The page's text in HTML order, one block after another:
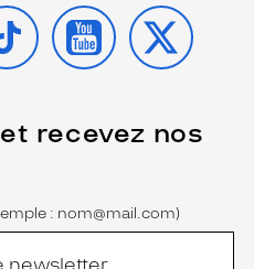
YOUTUBE
X
recevez nos
: nom@mail.com)